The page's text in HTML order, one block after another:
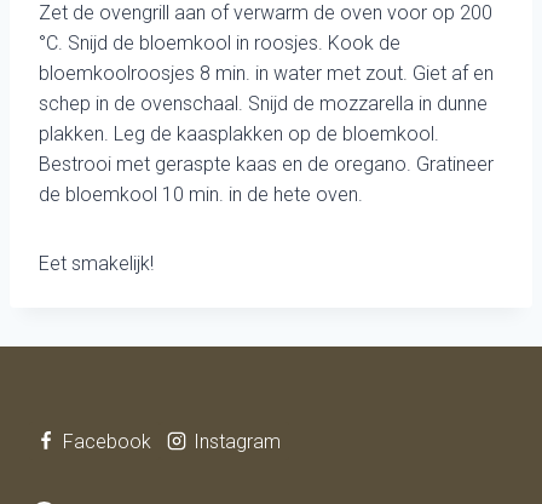
Zet de ovengrill aan of verwarm de oven voor op 200
°C. Snijd de bloemkool in roosjes. Kook de
bloemkoolroosjes 8 min. in water met zout. Giet af en
schep in de ovenschaal. Snijd de mozzarella in dunne
plakken. Leg de kaasplakken op de bloemkool.
Bestrooi met geraspte kaas en de oregano. Gratineer
de bloemkool 10 min. in de hete oven.
Eet smakelijk!
Facebook Instagram